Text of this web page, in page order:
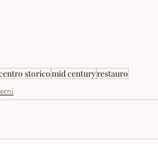
storicomid centuryrestauro